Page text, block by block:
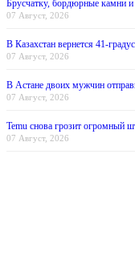
Брусчатку, бордюрные камни и
07 Август, 2026
В Казахстан вернется 41-
07 Август, 2026
В Астане двоих мужчин
07 Август, 2026
Temu снова грозит огромный
07 Август, 2026